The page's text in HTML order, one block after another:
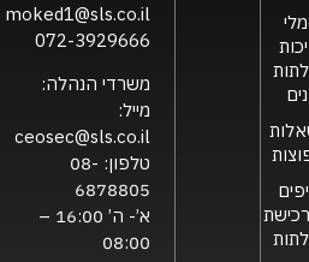
moked1@sls.co.il
072-3929666
משרדי הנהלה:
מייל:
ceosec@sls.co.il
טלפון: 08-
6878805
א’- ה’ 16:00 –
08:00